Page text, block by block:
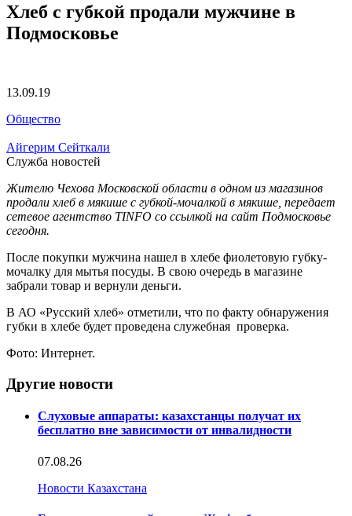
Хлеб с губкой продали мужчине в
Подмосковье
13.09.19
Общество
Айгерим Сейткали
Служба новостей
Жителю Чехова Московской области в одном из магазинов
продали хлеб в мякише с губкой-мочалкой в мякише, передает
сетевое агентство TINFO со ссылкой на сайт Подмосковье
сегодня.
После покупки мужчина нашел в хлебе фиолетовую губку-
мочалку для мытья посуды. В свою очередь в магазине
забрали товар и вернули деньги.
В АО «Русский хлеб» отметили, что по факту обнаружения
губки в хлебе будет проведена служебная проверка.
Фото: Интернет.
Другие новости
Слуховые аппараты: казахстанцы получат их
бесплатно вне зависимости от инвалидности
07.08.26
Новости Казахстана